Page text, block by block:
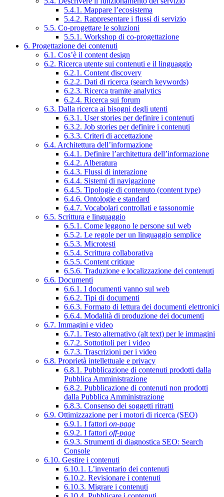
5.4.1. Mappare l’ecosistema
5.4.2. Rappresentare i flussi di servizio
5.5. Co-progettare le soluzioni
5.5.1. Workshop di co-progettazione
6. Progettazione dei contenuti
6.1. Cos’è il content design
6.2. Ricerca utente sui contenuti e il linguaggio
6.2.1. Content discovery
6.2.2. Dati di ricerca (search keywords)
6.2.3. Ricerca tramite analytics
6.2.4. Ricerca sui forum
6.3. Dalla ricerca ai bisogni degli utenti
6.3.1. User stories per definire i contenuti
6.3.2. Job stories per definire i contenuti
6.3.3. Criteri di accettazione
6.4. Architettura dell’informazione
6.4.1. Definire l’architettura dell’informazione
6.4.2. Alberatura
6.4.3. Flussi di interazione
6.4.4. Sistemi di navigazione
6.4.5. Tipologie di contenuto (content type)
6.4.6. Ontologie e standard
6.4.7. Vocabolari controllati e tassonomie
6.5. Scrittura e linguaggio
6.5.1. Come leggono le persone sul web
6.5.2. Le regole per un linguaggio semplice
6.5.3. Microtesti
6.5.4. Scrittura collaborativa
6.5.5. Content critique
6.5.6. Traduzione e localizzazione dei contenuti
6.6. Documenti
6.6.1. I documenti vanno sul web
6.6.2. Tipi di documenti
6.6.3. Formato di lettura dei documenti elettronici
6.6.4. Modalità di produzione dei documenti
6.7. Immagini e video
6.7.1. Testo alternativo (alt text) per le immagini
6.7.2. Sottotitoli per i video
6.7.3. Trascrizioni per i video
6.8. Proprietà intellettuale e privacy
6.8.1. Pubblicazione di contenuti prodotti dalla
Pubblica Amministrazione
6.8.2. Pubblicazione di contenuti non prodotti
dalla Pubblica Amministrazione
6.8.3. Consenso dei soggetti ritratti
6.9. Ottimizzazione per i motori di ricerca (SEO)
6.9.1. I fattori on-page
6.9.2. I fattori off-page
6.9.3. Strumenti di diagnostica SEO: Search
Console
6.10. Gestire i contenuti
6.10.1. L’inventario dei contenuti
6.10.2. Revisionare i contenuti
6.10.3. Migrare i contenuti